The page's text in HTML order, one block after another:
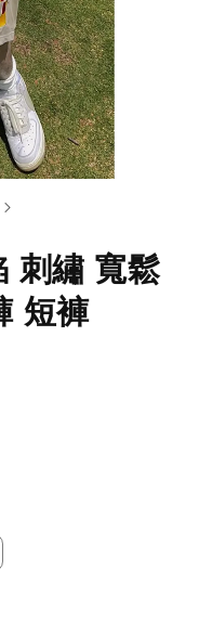
刺繡 寬鬆
短褲